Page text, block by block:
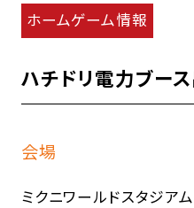
ホームゲーム情報
ハチドリ電力ブー
会場
ミクニワールドスタジア